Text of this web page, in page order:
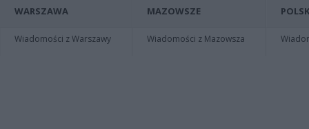
WARSZAWA
Wiadomości z Warszawy
MAZOWSZE
Wiadomości z Mazowsza